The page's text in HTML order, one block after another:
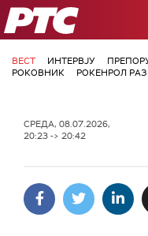
РТС
ВЕСТ ИНТЕРВЈУ
РОКОВНИК
РОКЕНРОЛ
СРЕДА, 08.07.2026,
20:23 -> 20:42